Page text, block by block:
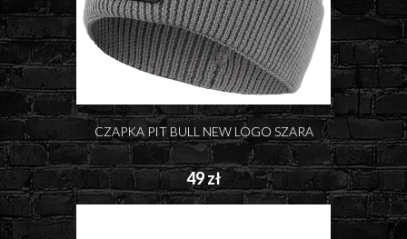
CZAPKA PIT BULL NEW LOGO SZARA
49 zł